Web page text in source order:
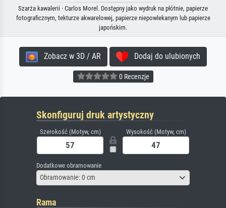
Szarża kawalerii · Carlos Morel. Dostępny jako wydruk na płótnie, papierze
fotograficznym, tekturze akwarelowej, papierze niepowlekanym lub papierze
japońskim.
Zobacz w 3D / AR Dodaj do ulubionych
0 Recenzje
Skonfiguruj druk artystyczny
Szerokość (Motyw, cm) Wysokość (Motyw, cm)
Dodatkowe obramowanie
Obramowanie: 0 cm
Rama